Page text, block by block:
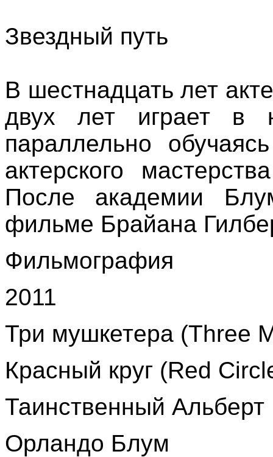
Звездный путь
В шестнадцать лет
двух лет играет в
параллельно
актерского
После академии
фильме Брайана
Фильмография
2011
Три мушкетера (Three
Красный круг (Red
Таинственный
Орландо Блум